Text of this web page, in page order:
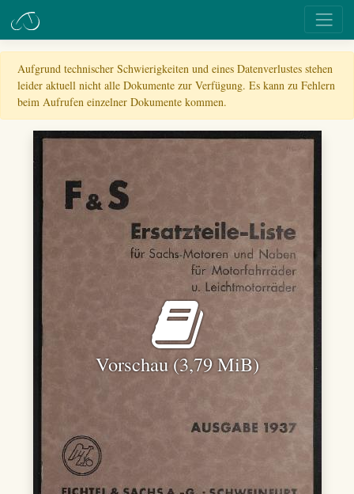
Aufgrund technischer Schwierigkeiten und eines Datenverlustes stehen
leider aktuell nicht alle Dokumente zur Verfügung. Es kann zu Fehlern
beim Aufrufen einzelner Dokumente kommen.
Vorschau (3,79 MiB)